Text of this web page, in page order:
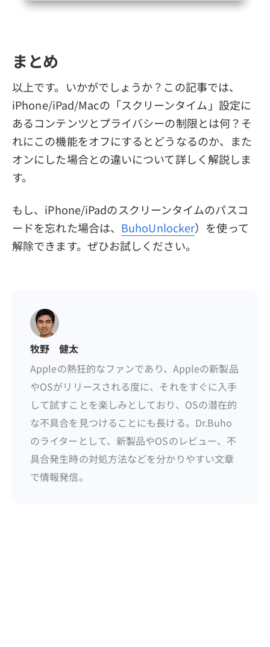
まとめ
以上です。いかがでしょうか？この記事では、
iPhone/iPad/Macの「スクリーンタイム」設定に
あるコンテンツとプライバシーの制限とは何？そ
れにこの機能をオフにするとどうなるのか、また
オンにした場合との違いについて詳しく解説しま
す。
もし、iPhone/iPadのスクリーンタイムのパスコ
ードを忘れた場合は、 BuhoUnlocker）を使って
解除できます。ぜひお試しください。
牧野 健太
Appleの熱狂的なファンであり、Appleの新製品
やOSがリリースされる度に、それをすぐに入手
して試すことを楽しみとしており、OSの潜在的
な不具合を見つけることにも長ける。Dr.Buho
のライターとして、新製品やOSのレビュー、不
具合発生時の対処方法などを分かりやすい文章
で情報発信。